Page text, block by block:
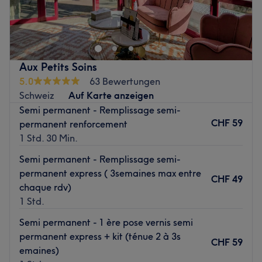
-50% estivale jusqu'au 31 juillet 2025
Zurück zur Salonansicht
Aux Petits Soins
5.0
63 Bewertungen
Schweiz
Auf Karte anzeigen
Semi permanent - Remplissage semi-
permanent renforcement
1 Std. 30 Min.
CHF 59
Semi permanent - Remplissage semi-
permanent express ( 3semaines max entre
chaque rdv)
1 Std.
CHF 49
Semi permanent - 1 ère pose vernis semi
permanent express + kit (ténue 2 à 3s
emaines)
CHF 59